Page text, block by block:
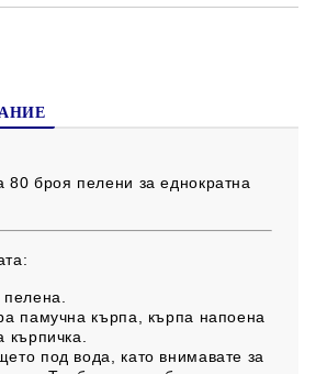
80 броя пелени за еднократна
пелена.
памучна кърпа, кърпа напоена
кърпичка.
под вода, като внимавате за